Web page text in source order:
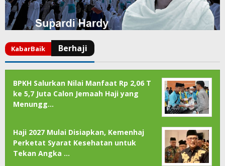
BPKH Salurkan Nilai Manfaat Rp 2,06 T
ke 5,7 Juta Calon Jemaah Haji yang
Menungg…
Haji 2027 Mulai Disiapkan, Kemenhaj
Perketat Syarat Kesehatan untuk
Tekan Angka …